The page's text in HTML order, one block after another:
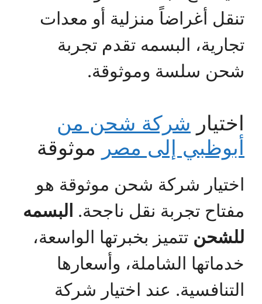
تنقل أغراضاً منزلية أو معدات
تجارية، البسمه تقدم تجربة
شحن سلسة وموثوقة.
اختيار شركة شحن من
أبوظبي إلى مصر موثوقة
اختيار شركة شحن موثوقة هو
مفتاح تجربة نقل ناجحة. البسمه
للشحن تتميز بخبرتها الواسعة،
خدماتها الشاملة، وأسعارها
التنافسية. عند اختيار شركة